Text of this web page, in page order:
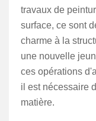
travaux de
surface, ce sont
charme à la
une nouvelle
ces opérations
il est nécessaire
matière.